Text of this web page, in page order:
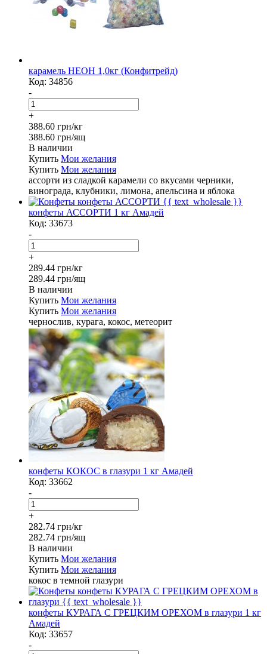
карамель НЕОН 1,0кг (Конфитрейд)
Код: 34856
-
+
388.60 грн/кг
388.60 грн/ящ
В наличии
Купить Мои желания
Купить Мои желания
ассорти из сладкой карамели со вкусами черники,
винограда, клубники, лимона, апельсина и яблока
конфеты АССОРТИ 1 кг Амадей
Код: 33673
-
+
289.44 грн/кг
289.44 грн/ящ
В наличии
Купить Мои желания
Купить Мои желания
чернослив, курага, кокос, метеорит
конфеты КОКОС в глазури 1 кг Амадей
Код: 33662
-
+
282.74 грн/кг
282.74 грн/ящ
В наличии
Купить Мои желания
Купить Мои желания
кокос в темной глазури
конфеты КУРАГА С ГРЕЦКИМ ОРЕХОМ в глазури 1 кг
Амадей
Код: 33657
-